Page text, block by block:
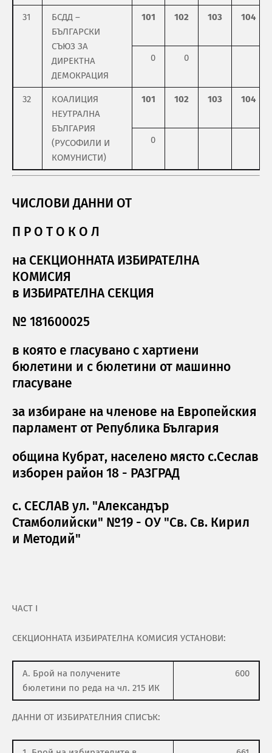
31
БСДД –
БЪЛГАРСКИ
СЪЮЗ ЗА
ДИРЕКТНА
ДЕМОКРАЦИЯ
101 102 103 104
0 0
32
КОАЛИЦИЯ
НЕУТРАЛНА
БЪЛГАРИЯ
(РУСОФИЛИ И
КОМУНИСТИ)
101 102 103 104
0
ЧИСЛОВИ ДАННИ ОТ
П Р О Т О К О Л
на СЕКЦИОННАТА ИЗБИРАТЕЛНА
КОМИСИЯ
в ИЗБИРАТЕЛНА СЕКЦИЯ
№ 181600025
в която е гласувано с хартиени
бюлетини и с бюлетини от машинно
гласуване
за избиране на членове на Европейския
парламент от Република България
община Кубрат, населено място с.Сеслав
изборен район 18 - РАЗГРАД
с. СЕСЛАВ ул. "Александър
Стамболийски" №19 - ОУ "Св. Св. Кирил
и Методий"
ЧАСТ І
СЕКЦИОННАТА ИЗБИРАТЕЛНА КОМИСИЯ УСТАНОВИ:
А. Брой на получените
бюлетини по реда на чл. 215 ИК
600
ДАННИ ОТ ИЗБИРАТЕЛНИЯ СПИСЪК: